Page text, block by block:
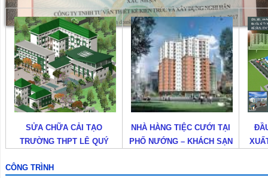
NHÀ HÀNG TIỆC CƯỚI TẠI
PHỐ NƯỚNG – KHÁCH SẠN
ĐẦU TƯ NHÀ MÁY SẢN
XUẤT PHỤ TÙNG CAO SU
CÔNG TRÌNH